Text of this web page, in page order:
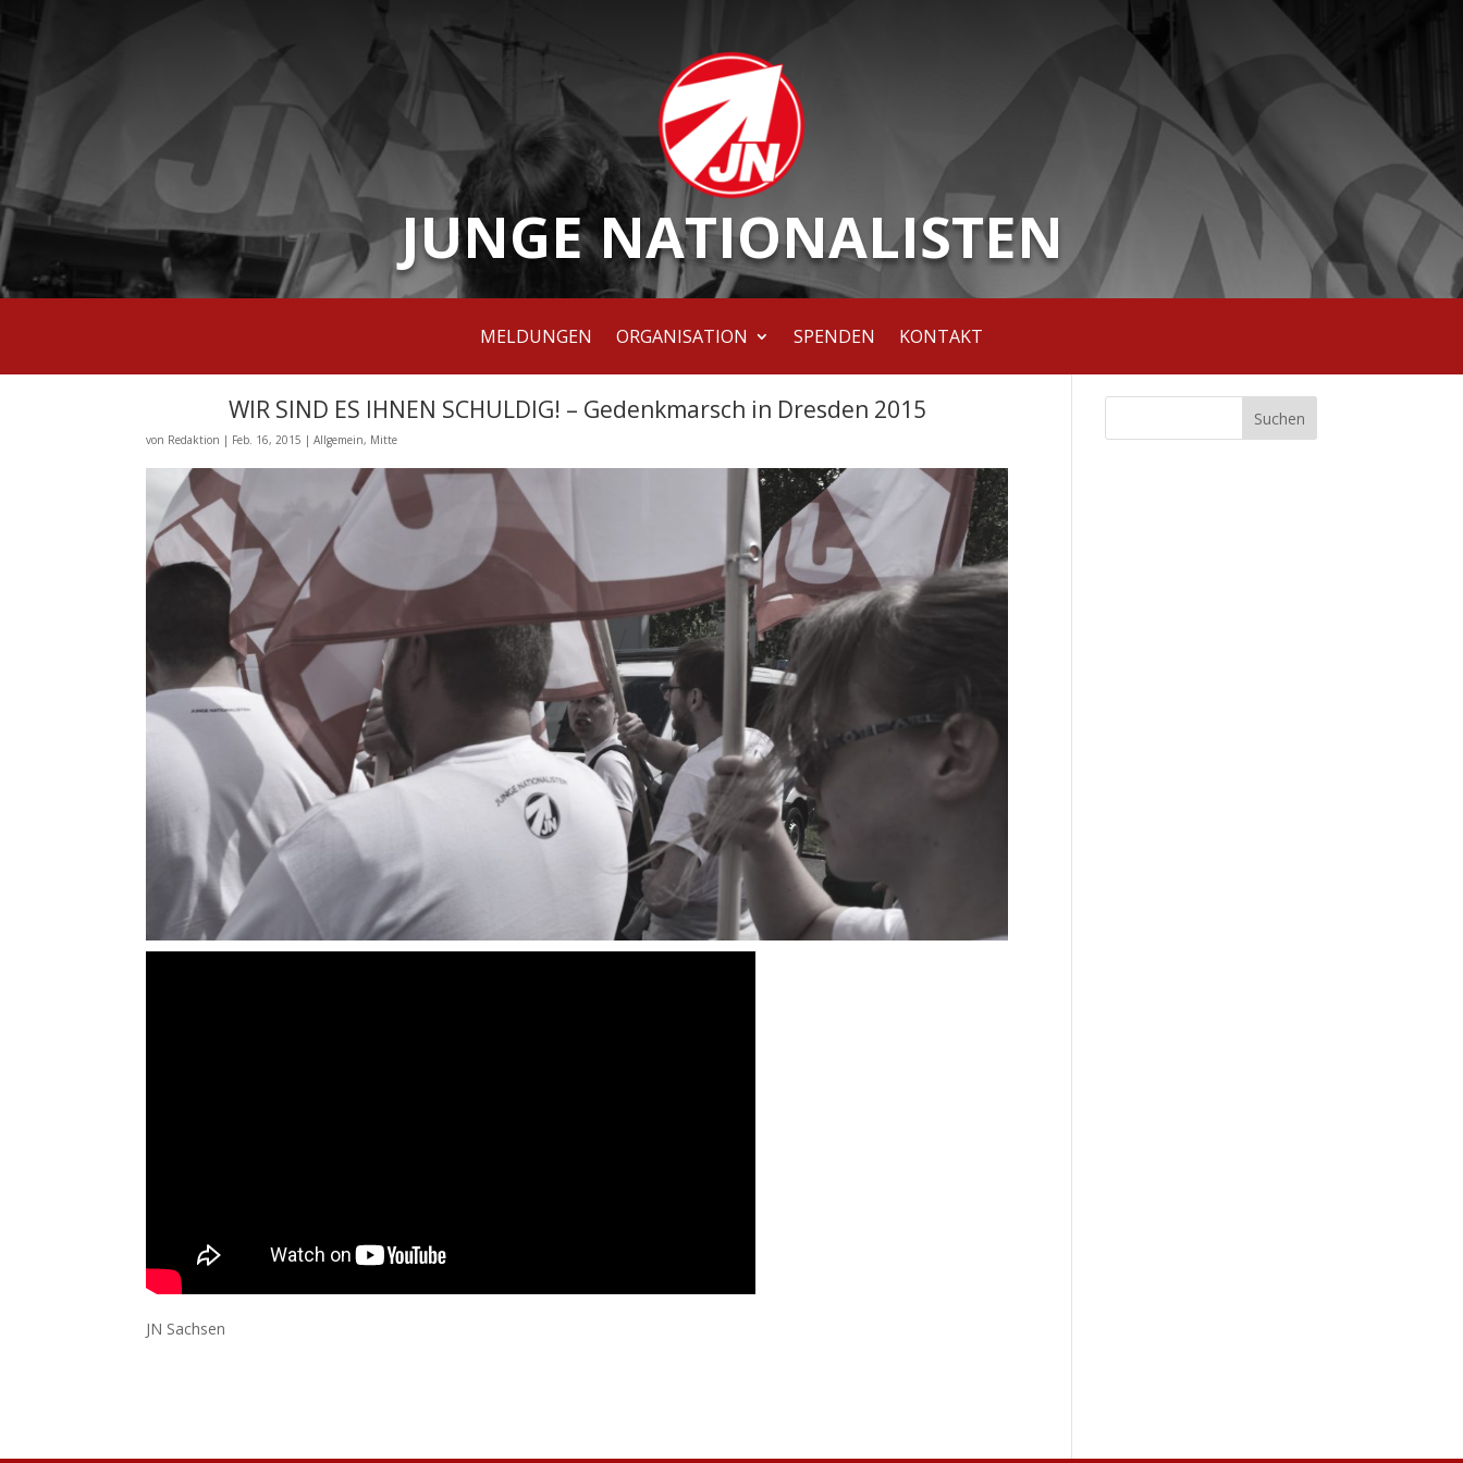
JUNGE NATIONALISTEN
MELDUNGEN ORGANISATION SPENDEN KONTAKT
WIR SIND ES IHNEN SCHULDIG! – Gedenkmarsch in Dresden 2015
von Redaktion | Feb. 16, 2015 |Allgemein, Mitte
JN Sachsen